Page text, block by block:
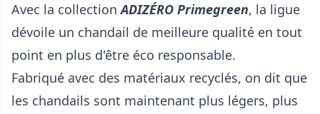
Avec la collectionADIZÉRO Primegreen, la ligue
dévoile un chandail de meilleure qualité en tout
point en plus d'être éco responsable.
Fabriqué avec des matériaux recyclés, on dit que
les chandails sont maintenant plus légers, plus